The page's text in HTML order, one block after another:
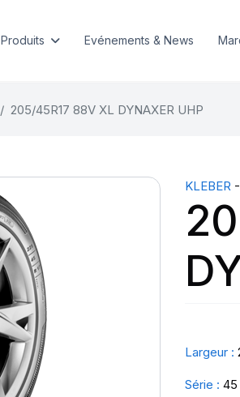
Produits Evénements & News
205/45R17 88V XL DYNAXER UHP
KLEBER
Largeur :
Série : 45